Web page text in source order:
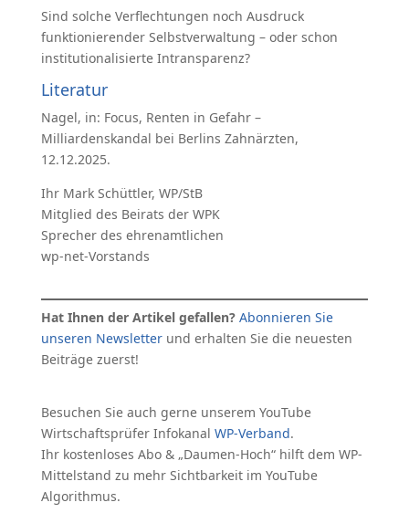
Sind solche Verflechtungen noch Ausdruck
funktionierender Selbstverwaltung – oder schon
institutionalisierte Intransparenz?
Literatur
Nagel, in: Focus, Renten in Gefahr –
Milliardenskandal bei Berlins Zahnärzten,
12.12.2025.
Ihr Mark Schüttler, WP/StB
Mitglied des Beirats der WPK
Sprecher des ehrenamtlichen
wp-net-Vorstands
Hat Ihnen der Artikel gefallen? Abonnieren Sie
unseren Newsletterund erhalten Sie die neuesten
Beiträge zuerst!
Besuchen Sie auch gerne unserem YouTube
Wirtschaftsprüfer Infokanal WP-Verband.
Ihr kostenloses Abo & „Daumen-Hoch“ hilft dem WP-
Mittelstand zu mehr Sichtbarkeit im YouTube
Algorithmus.